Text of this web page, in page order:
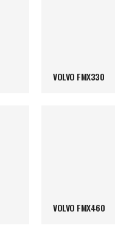
VOLVO FMX330
VOLVO FMX460